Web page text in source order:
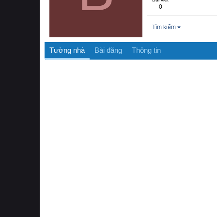
0
Tìm kiếm
Tường nhà Bài đăng Thông tin